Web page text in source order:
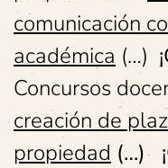
comunicación
académica (…)
Concursos
creación de
propiedad (…)